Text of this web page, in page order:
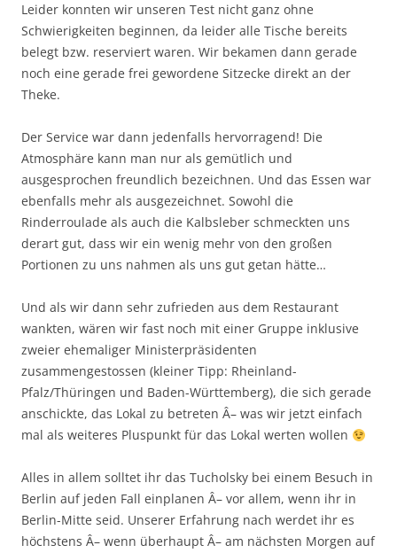
Leider konnten wir unseren Test nicht ganz ohne
Schwierigkeiten beginnen, da leider alle Tische bereits
belegt bzw. reserviert waren. Wir bekamen dann gerade
noch eine gerade frei gewordene Sitzecke direkt an der
Theke.
Der Service war dann jedenfalls hervorragend! Die
Atmosphäre kann man nur als gemütlich und
ausgesprochen freundlich bezeichnen. Und das Essen war
ebenfalls mehr als ausgezeichnet. Sowohl die
Rinderroulade als auch die Kalbsleber schmeckten uns
derart gut, dass wir ein wenig mehr von den großen
Portionen zu uns nahmen als uns gut getan hätte…
Und als wir dann sehr zufrieden aus dem Restaurant
wankten, wären wir fast noch mit einer Gruppe inklusive
zweier ehemaliger Ministerpräsidenten
zusammengestossen (kleiner Tipp: Rheinland-
Pfalz/Thüringen und Baden-Württemberg), die sich gerade
anschickte, das Lokal zu betreten Â– was wir jetzt einfach
mal als weiteres Pluspunkt für das Lokal werten wollen
Alles in allem solltet ihr das Tucholsky bei einem Besuch in
Berlin auf jeden Fall einplanen Â– vor allem, wenn ihr in
Berlin-Mitte seid. Unserer Erfahrung nach werdet ihr es
höchstens Â– wenn überhaupt Â– am nächsten Morgen auf